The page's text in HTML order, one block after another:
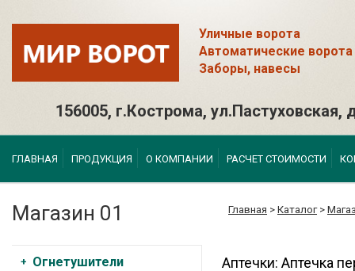
156005, г.Кострома, ул.Пастуховская,
Уличные ворота
Автоматические ворота
Заборы, навесы
ГЛАВНАЯ ПРОДУКЦИЯ О КОМПАНИИ РАСЧЕТ СТОИМОСТИ
Главная > Каталог>
Аптечки: Аптечка
Магазин 01
Огнетушители